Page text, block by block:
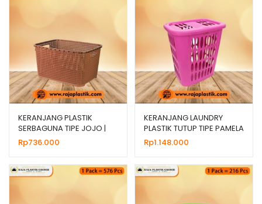
KERANJANG PLASTIK
SERBAGUNA TIPE JOJO |
JUAL HARGA GROSIR
Rp736.000
KERANJANG LAUNDRY
PLASTIK TUTUP TIPE PAMELA
SOFT
Rp1.148.000